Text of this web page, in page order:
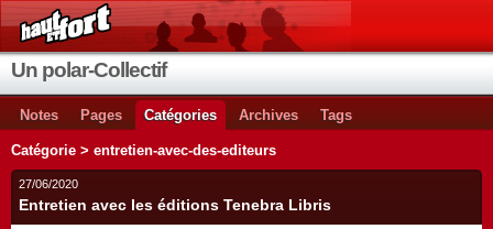
Un polar-Collectif
Notes Pages Catégories Archives Tags
Catégorie > entretien-avec-des-editeurs
27/06/2020
Entretien avec les éditions Tenebra Libris